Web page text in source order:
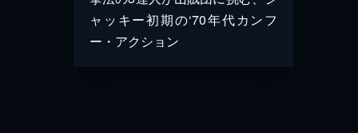
ャッキー初期の‘70年代カンフ
ー・アクション